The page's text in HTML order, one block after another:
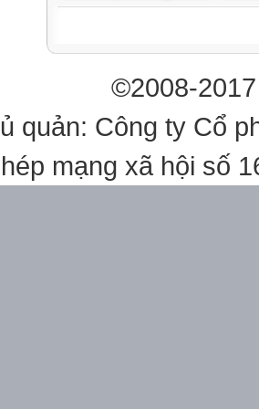
2
1
©2008-
quản: Công ty Cổ
mạng xã hội số